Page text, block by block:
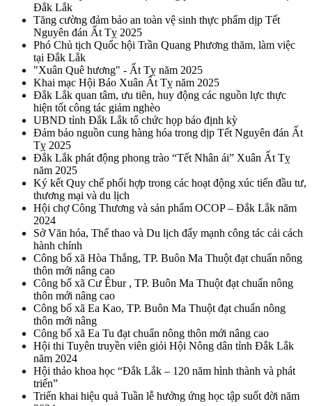
Đắk Lắk
Tăng cường đảm bảo an toàn vệ sinh thực phẩm dịp Tết
Nguyên đán Ất Tỵ 2025
Phó Chủ tịch Quốc hội Trần Quang Phương thăm, làm việc
tại Đắk Lắk
"Xuân Quê hương" - Ất Tỵ năm 2025
Khai mạc Hội Báo Xuân Ất Tỵ năm 2025
Đắk Lắk quan tâm, ưu tiên, huy động các nguồn lực thực
hiện tốt công tác giảm nghèo
UBND tỉnh Đắk Lắk tổ chức họp báo định kỳ
Đảm bảo nguồn cung hàng hóa trong dịp Tết Nguyên đán Ất
Tỵ 2025
Đắk Lắk phát động phong trào “Tết Nhân ái” Xuân Ất Tỵ
năm 2025
Ký kết Quy chế phối hợp trong các hoạt động xúc tiến đầu tư,
thương mại và du lịch
Hội chợ Công Thương và sản phẩm OCOP – Đắk Lắk năm
2024
Sở Văn hóa, Thể thao và Du lịch đẩy mạnh công tác cải cách
hành chính
Công bố xã Hòa Thắng, TP. Buôn Ma Thuột đạt chuẩn nông
thôn mới nâng cao
Công bố xã Cư Êbur , TP. Buôn Ma Thuột đạt chuẩn nông
thôn mới nâng cao
Công bố xã Ea Kao, TP. Buôn Ma Thuột đạt chuẩn nông
thôn mới nâng
Công bố xã Ea Tu đạt chuẩn nông thôn mới nâng cao
Hội thi Tuyên truyền viên giỏi Hội Nông dân tỉnh Đắk Lắk
năm 2024
Hội thảo khoa học “Đắk Lắk – 120 năm hình thành và phát
triển”
Triển khai hiệu quả Tuần lễ hưởng ứng học tập suốt đời năm